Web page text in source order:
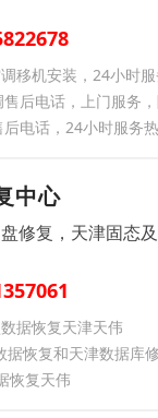
移机安装，24小时
后电话，上门服务
电话，24小时服务
中心
修复，天津固态
据恢复天津天伟
据恢复和天津数据库
恢复天伟